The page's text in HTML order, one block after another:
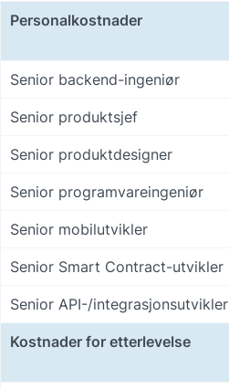
Personalkostnader
Senior backend-ingeniør
Senior produktsjef
Senior produktdesigner
Senior programvareingeniør
Senior mobilutvikler
Senior Smart Contract-utvikler
Senior API-/integrasjonsutvikler
Kostnader for etterlevelse